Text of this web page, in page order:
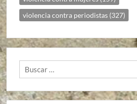
violencia contra periodistas (327)